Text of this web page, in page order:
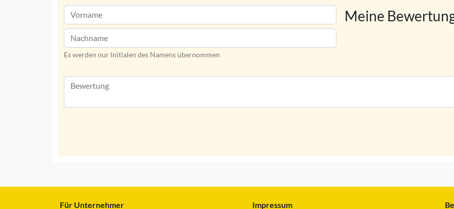
Es werden nur Initialen des Namens übernommen
Meine
Für Unternehmer Impressum